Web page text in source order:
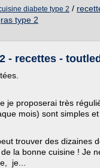
diabete type 2 /
type 2
- recettes -
je proposerai très
mois) sont simples
trouver des dizaines
la bonne cuisine ! Je
je...